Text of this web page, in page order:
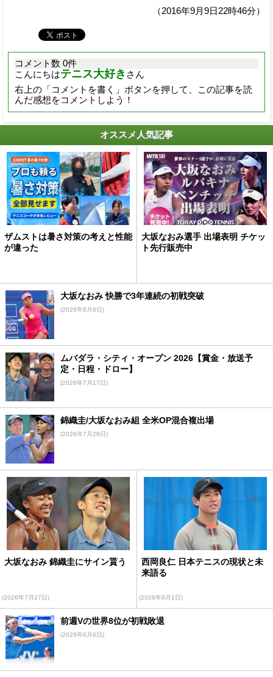
（2016年9月9日22時46分）
コメント数 0件
こんにちはテニス大好き さん
右上の「コメントを書く」ボタンを押して、この記事を読
んだ感想をコメントしよう！
オススメ人気記事
ザムストは暑さ対策の考えと性能
が違った
大坂なおみ選手 出場表明 チケッ
ト先行販売中
大坂なおみ 快勝で3年連続の初戦突破
(2026年8月6日)
ムバダラ・シティ・オープン 2026【賞金・放送予
定・日程・ドロー】
(2026年7月17日)
錦織圭/大坂なおみ組 全米OP混合複出場
(2026年7月28日)
大坂なおみ 錦織圭にサイン貰う
(2026年7月27日)
西岡良仁 日本テニスの現状と未
来語る
(2026年8月1日)
前週Vの世界8位が初戦敗退
(2026年8月6日)